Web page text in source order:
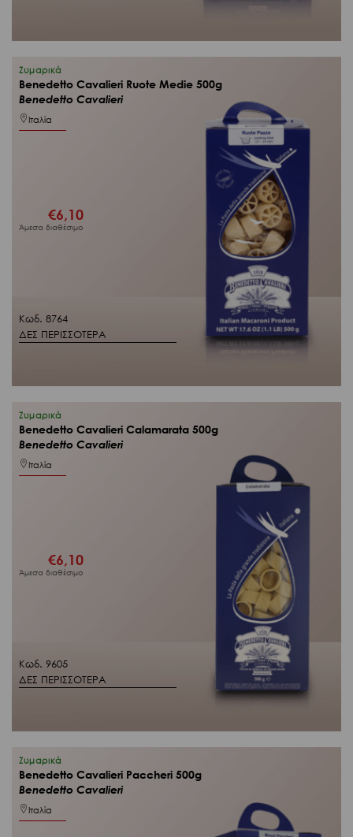
Κωδ. 8764
ΔΕΣ ΠΕΡΙΣΣΟΤΕΡΑ
Ζυμαρικά
Benedetto Cavalieri Ruote Medie 500g
Benedetto Cavalieri
Ιταλία
€6,10
Άμεσα διαθέσιμο
Κωδ. 9605
ΔΕΣ ΠΕΡΙΣΣΟΤΕΡΑ
Ζυμαρικά
Benedetto Cavalieri Calamarata 500g
Benedetto Cavalieri
Ιταλία
€6,10
Άμεσα διαθέσιμο
Ζυμαρικά
Benedetto Cavalieri Paccheri 500g
Benedetto Cavalieri
Ιταλία